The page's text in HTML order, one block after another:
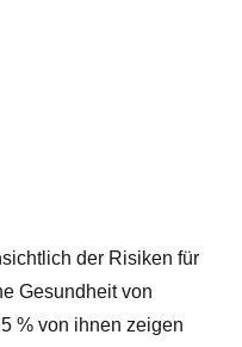
der Risiken für
Gesundheit von
% von ihnen zeigen